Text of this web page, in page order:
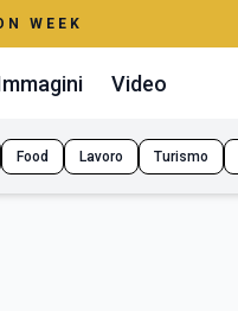
WEEK
Video
Food Lavoro Turismo